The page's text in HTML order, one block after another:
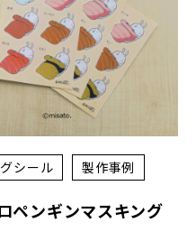
シール 製作事例
ペンギンマスキング